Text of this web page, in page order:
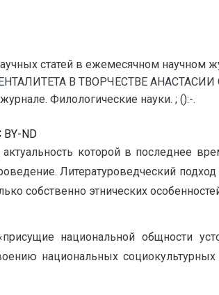
статей в ежемесячном научном
В ТВОРЧЕСТВЕ
Филологические науки. ; ():-.
BY-ND
которой в последнее
Литературоведческий
собственно этнических
национальной общности
национальных